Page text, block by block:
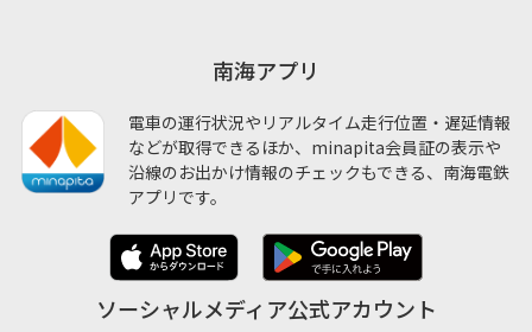
南海アプリ
電車の運行状況やリアルタイム走行位置・遅延情報
などが取得できるほか、minapita会員証の表示や
沿線のお出かけ情報のチェックもできる、南海電鉄
アプリです。
ソーシャルメディア公式アカウント